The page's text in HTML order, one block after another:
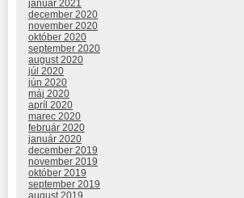
január 2021
december 2020
november 2020
október 2020
september 2020
august 2020
júl 2020
jún 2020
máj 2020
apríl 2020
marec 2020
február 2020
január 2020
december 2019
november 2019
október 2019
september 2019
august 2019